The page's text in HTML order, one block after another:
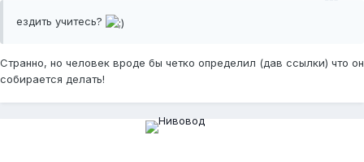
ездить учитесь?
Странно, но человек вроде бы четко определил (дав ссылки) что он
собирается делать!